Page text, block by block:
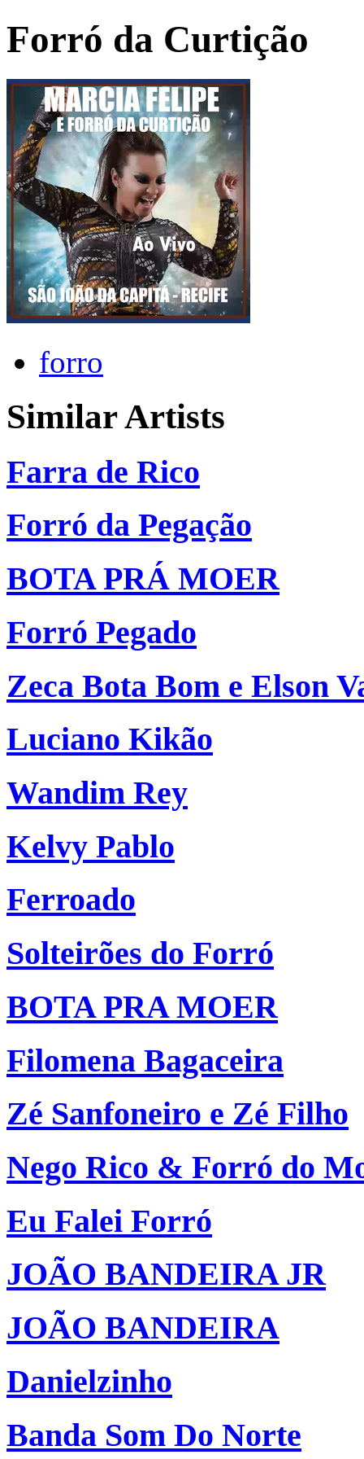
Forró da Curtição
forro
Similar Artists
Farra de Rico
Forró da Pegação
BOTA PRÁ MOER
Forró Pegado
Zeca Bota Bom e Elson
Luciano Kikão
Wandim Rey
Kelvy Pablo
Ferroado
Solteirões do Forró
BOTA PRA MOER
Filomena Bagaceira
Zé Sanfoneiro e Zé Filho
Nego Rico & Forró do
Eu Falei Forró
JOÃO BANDEIRA JR
JOÃO BANDEIRA
Danielzinho
Banda Som Do Norte